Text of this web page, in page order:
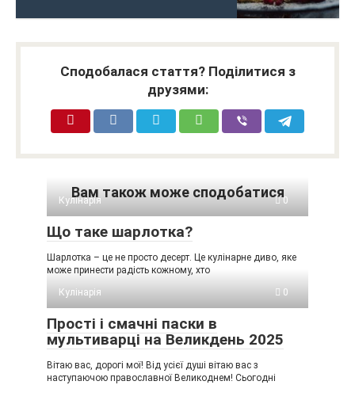
Сподобалася стаття? Поділитися з
друзями:
Вам також може сподобатися
Кулінарія 0
Що таке шарлотка?
Шарлотка – це не просто десерт. Це кулінарне диво, яке
може принести радість кожному, хто
Кулінарія
0
Прості і смачні паски в
мультиварці на Великдень 2025
Вітаю вас, дорогі мої! Від усієї душі вітаю вас з
наступаючою православної Великоднем! Сьогодні